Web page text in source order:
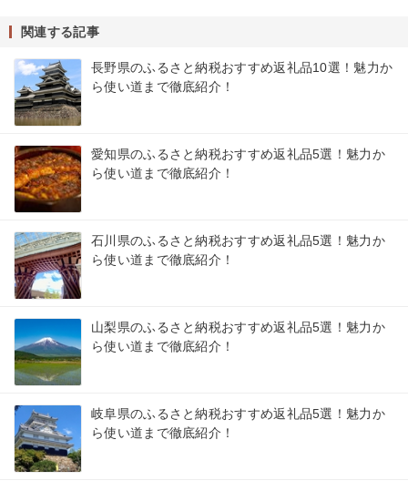
関連する記事
長野県のふるさと納税おすすめ返礼品10選！魅力か
ら使い道まで徹底紹介！
愛知県のふるさと納税おすすめ返礼品5選！魅力か
ら使い道まで徹底紹介！
石川県のふるさと納税おすすめ返礼品5選！魅力か
ら使い道まで徹底紹介！
山梨県のふるさと納税おすすめ返礼品5選！魅力か
ら使い道まで徹底紹介！
岐阜県のふるさと納税おすすめ返礼品5選！魅力か
ら使い道まで徹底紹介！